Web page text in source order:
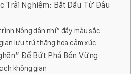
Trải Nghiệm: Bắt Đầu Từ Đâu
Nông dân nhí” đầy màu sắc
lưu trú thăng hoa cảm xúc
Để Bứt Phá Bền Vững
không gian